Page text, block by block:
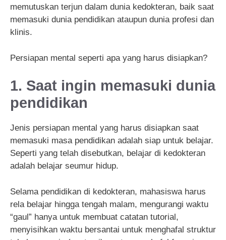
memutuskan terjun dalam dunia kedokteran, baik saat
memasuki dunia pendidikan ataupun dunia profesi dan
klinis.
Persiapan mental seperti apa yang harus disiapkan?
1. Saat ingin memasuki dunia
pendidikan
Jenis persiapan mental yang harus disiapkan saat
memasuki masa pendidikan adalah siap untuk belajar.
Seperti yang telah disebutkan, belajar di kedokteran
adalah belajar seumur hidup.
Selama pendidikan di kedokteran, mahasiswa harus
rela belajar hingga tengah malam, mengurangi waktu
“gaul” hanya untuk membuat catatan tutorial,
menyisihkan waktu bersantai untuk menghafal struktur